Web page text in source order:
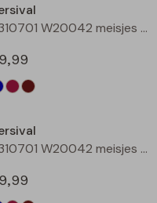
3310701 W20042 meisjes Jurk Marine
3310701 W20042 meisjes Jurk Bruin donker